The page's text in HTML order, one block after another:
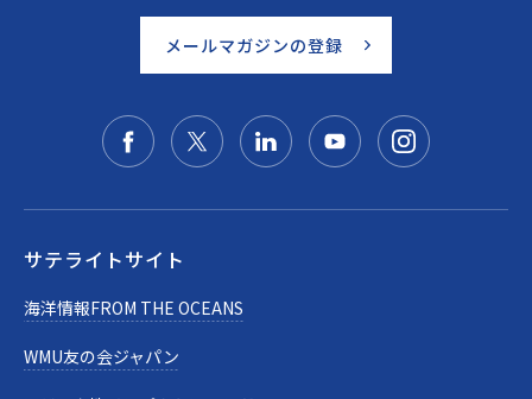
メールマガジンの登録
サテライトサイト
海洋情報FROM THE OCEANS
WMU友の会ジャパン